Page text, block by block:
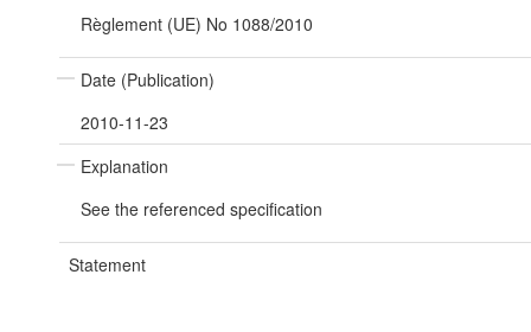
Règlement (UE) No 1088/2010
Date (Publication)
2010-11-23
Explanation
See the referenced specification
Statement